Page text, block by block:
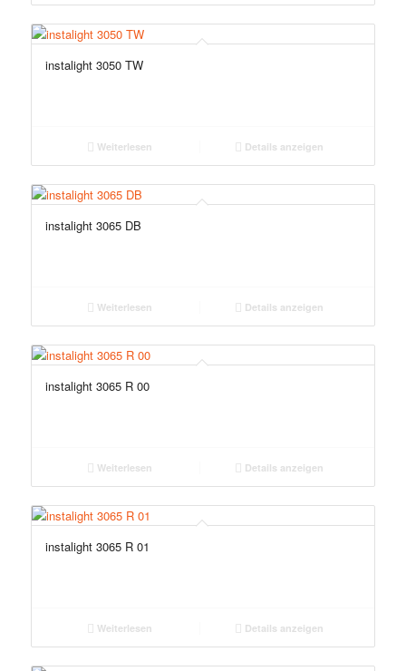
instalight 3050 TW
Weiterlesen Details anzeigen
instalight 3065 DB
Weiterlesen Details anzeigen
instalight 3065 R 00
Weiterlesen Details anzeigen
instalight 3065 R 01
Weiterlesen Details anzeigen